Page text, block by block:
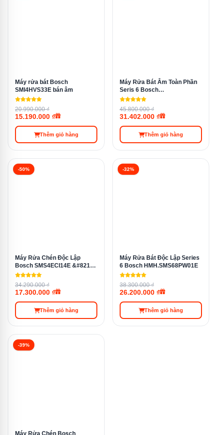
nấm mốc.
Công nghệ Perfect Dry giúp người sử dụng sấy khô bát đĩa
hiệu quả
Nút nhấn Favourite – Sử dụng chế độ
rửa yêu thích chỉ trong 1 nút bấm
Nút nhấn Favourite trên Bosch SMS8TCI04E được cài
Đặc biệt, người dùng có thể tùy chỉnh và lưu các
Máy rửa bát Bosch
SMI4HVS33E bán âm
20.990.000 ₫
15.190.000 ₫
Thêm giỏ hàng
Máy Rửa Bát Âm Toàn Phần
Seris 6 Bosch
HMH.SMV68TX06E
45.800.000 ₫
31.402.000 ₫
Thêm giỏ hàng
-50%
Máy Rửa Chén Độc Lập
Bosch SMS4ECI14E &#8211;
Serie 4
34.290.000 ₫
17.300.000 ₫
Thêm giỏ hàng
-32%
Máy Rửa Bát Độc Lập Series
6 Bosch HMH.SMS68PW01E
38.300.000 ₫
26.200.000 ₫
Thêm giỏ hàng
-39%
Máy Rửa Chén Bosch